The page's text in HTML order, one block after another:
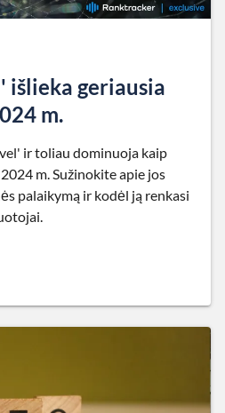
išlieka geriausia
m.
ir toliau dominuoja kaip
m. Sužinokite apie jos
palaikymą ir kodėl ją renkasi